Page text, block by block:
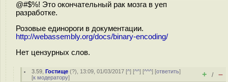
@#$%! Это окончательный рак мозга в уеп
разработке.
Розовые единороги в документации.
http://webassembly.org/docs/binary-encoding/
Нет цензурных слов.
3.59 ,Гостище (?), 13:09, 01/03/2017 [^] [^^] [^^^] [ответить]
[к модератору] + / –